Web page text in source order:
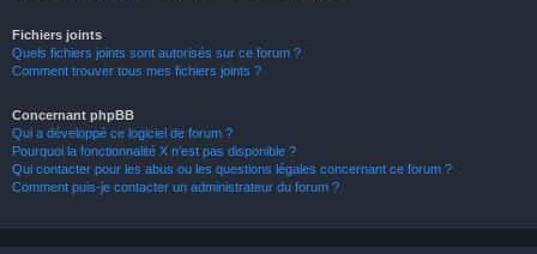
Fichiers joints
Quels fichiers joints sont autorisés sur ce forum ?
Comment trouver tous mes fichiers joints ?
Concernant phpBB
Qui a développé ce logiciel de forum ?
Pourquoi la fonctionnalité X n’est pas disponible ?
Qui contacter pour les abus ou les questions légales concernant ce forum ?
Comment puis-je contacter un administrateur du forum ?